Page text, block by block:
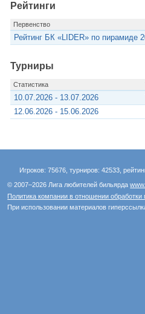
Рейтинги
Первенство
Рейтинг БК «LIDER» по пирамиде
Турниры
Статистика
10.07.2026 - 13.07.2026
12.06.2026 - 15.06.2026
Игроков: 75676, турниров: 42533,
© 2007–2026 Лига любителей бильярда
Политика компании в отношении
При использовании материалов